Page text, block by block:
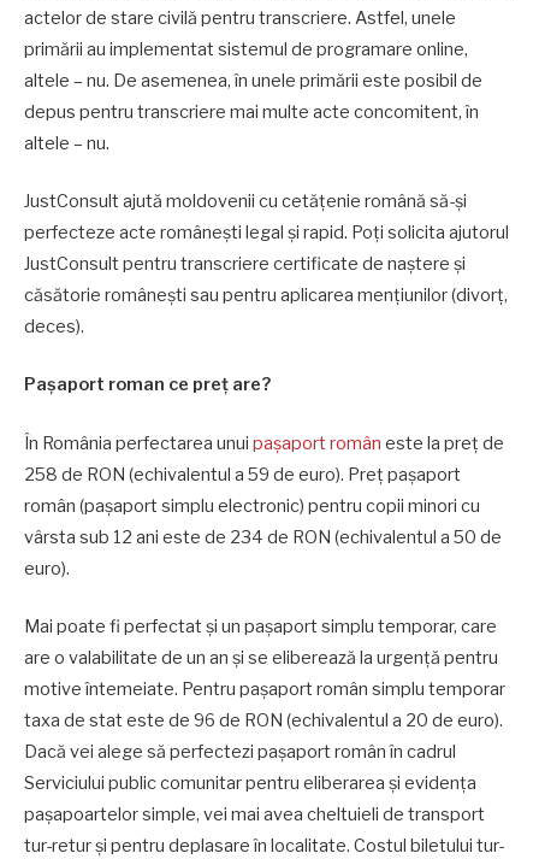
actelor de stare civilă pentru transcriere. Astfel, unele
primării au implementat sistemul de programare online,
altele – nu. De asemenea, în unele primării este posibil de
depus pentru transcriere mai multe acte concomitent, în
altele – nu.
JustConsult ajută moldovenii cu cetățenie română să-și
perfecteze acte românești legal și rapid. Poți solicita ajutorul
JustConsult pentru transcriere certificate de naștere și
căsătorie românești sau pentru aplicarea mențiunilor (divorț,
deces).
Pașaport roman ce preț are?
În România perfectarea unui pașaport român este la preț de
258 de RON (echivalentul a 59 de euro). Preț pașaport
român (pașaport simplu electronic) pentru copii minori cu
vârsta sub 12 ani este de 234 de RON (echivalentul a 50 de
euro).
Mai poate fi perfectat și un pașaport simplu temporar, care
are o valabilitate de un an și se eliberează la urgență pentru
motive întemeiate. Pentru pașaport român simplu temporar
taxa de stat este de 96 de RON (echivalentul a 20 de euro).
Dacă vei alege să perfectezi pașaport român în cadrul
Serviciului public comunitar pentru eliberarea și evidența
pașapoartelor simple, vei mai avea cheltuieli de transport
tur-retur și pentru deplasare în localitate. Costul biletului tur-